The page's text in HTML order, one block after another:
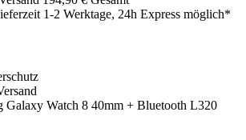
1-2 Werktage, 24h Express möglich*
Galaxy Watch 8 40mm + Bluetooth L320